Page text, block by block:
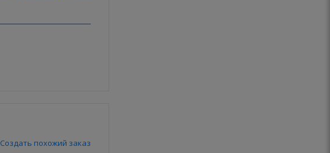
Создать похожий заказ